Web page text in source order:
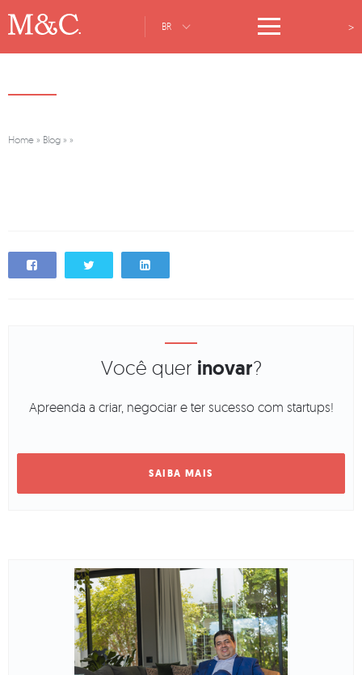
BR >
Home » Blog » »
Você quer inovar?
Apreenda a criar, negociar e ter sucesso com startups!